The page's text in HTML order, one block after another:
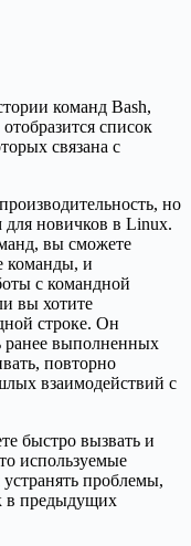
команд Bash,
список
связана с
но
новичков в Linux.
вы сможете
команды, и
с командной
вы хотите
строке. Он
ранее выполненных
повторно
взаимодействий с
быстро вызвать и
используемые
проблемы,
в предыдущих